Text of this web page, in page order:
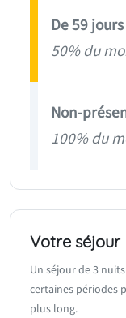
De 59
50% du
Non-
100% du
Votre séjour
Un séjour de 3
certaines périodes
plus long.